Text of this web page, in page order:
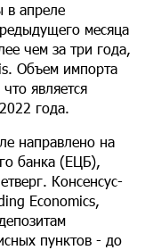
в апреле
месяца
чем за три года,
Объем импорта
является
года.
направлено на
банка (ЕЦБ),
Консенсус-
Economics,
пунктов - до